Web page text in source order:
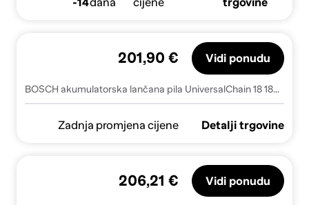
BOSCH akumulatorska lančana pila UniversalChain 18 18V 2,5Ah
201,90 € Vidi ponudu
Zadnja promjena cijene Detalji trgovine
206,21 € Vidi ponudu